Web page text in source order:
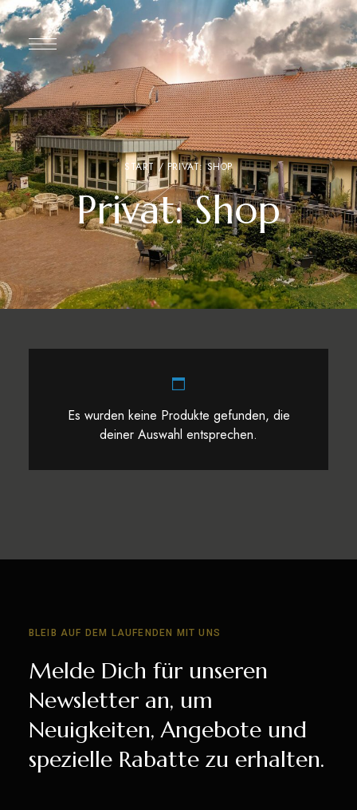
START/ PRIVAT: SHOP
Privat: Shop
Es wurden keine Produkte gefunden, die
deiner Auswahl entsprechen.
BLEIB AUF DEM LAUFENDEN MIT UNS
Melde Dich für unseren
Newsletter an, um
Neuigkeiten, Angebote und
spezielle Rabatte zu erhalten.